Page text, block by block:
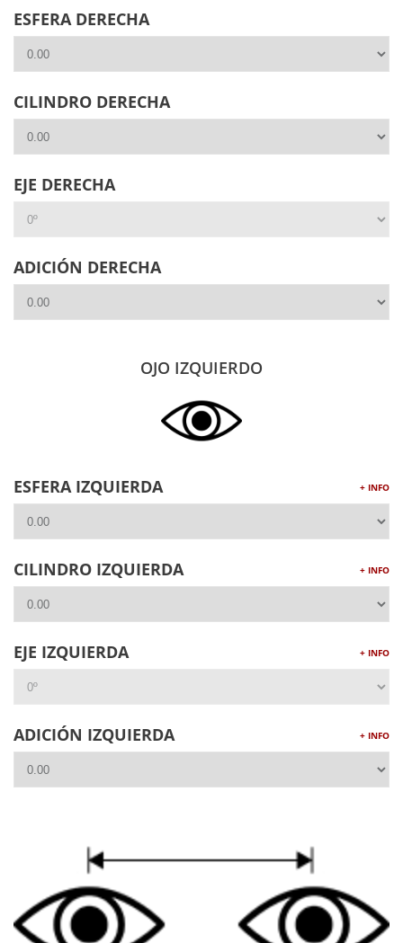
ESFERA DERECHA
CILINDRO DERECHA
EJE DERECHA
ADICIÓN DERECHA
OJO IZQUIERDO
ESFERA IZQUIERDA + INFO
CILINDRO IZQUIERDA + INFO
EJE IZQUIERDA + INFO
ADICIÓN IZQUIERDA + INFO
Incluye estuche rígido.